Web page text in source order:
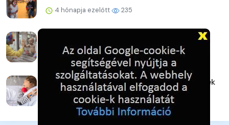
4 hónapja ezelőtt 235
4 hónapja ezelőtt 227
Galéria / Bohócdoktorok, Adó 1% gyermekek
4 hónapja ezelőtt 253